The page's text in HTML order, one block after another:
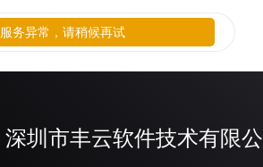
深圳市丰云软件技术有限
服务异常，请稍候再试